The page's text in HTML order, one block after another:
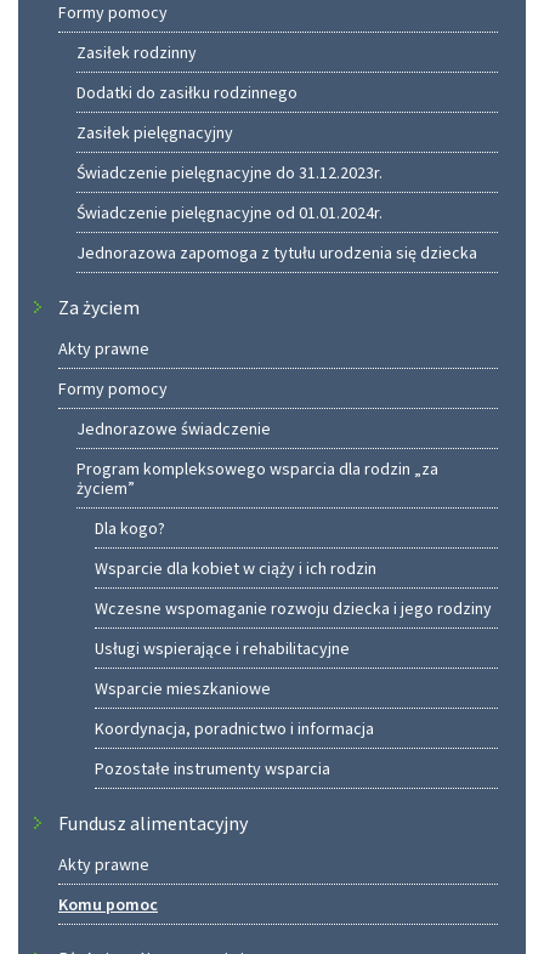
Formy pomocy
Zasiłek rodzinny
Dodatki do zasiłku rodzinnego
Zasiłek pielęgnacyjny
Świadczenie pielęgnacyjne do 31.12.2023r.
Świadczenie pielęgnacyjne od 01.01.2024r.
Jednorazowa zapomoga z tytułu urodzenia się dziecka
Za życiem
Akty prawne
Formy pomocy
Jednorazowe świadczenie
Program kompleksowego wsparcia dla rodzin „za
życiem”
Dla kogo?
Wsparcie dla kobiet w ciąży i ich rodzin
Wczesne wspomaganie rozwoju dziecka i jego rodziny
Usługi wspierające i rehabilitacyjne
Wsparcie mieszkaniowe
Koordynacja, poradnictwo i informacja
Pozostałe instrumenty wsparcia
Fundusz alimentacyjny
Akty prawne
Komu pomoc